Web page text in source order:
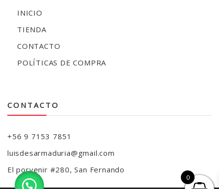
INICIO
TIENDA
CONTACTO
POLÍTICAS DE COMPRA
CONTACTO
+56 9 7153 7851
luisdesarmaduria@gmail.com
El porvenir #280, San Fernando
0